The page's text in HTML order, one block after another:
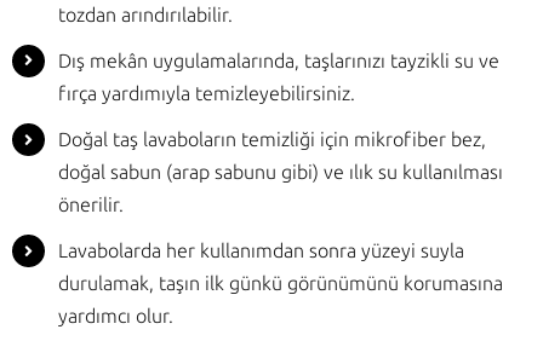
tozdan arındırılabilir.
Dış mekân uygulamalarında, taşlarınızı tayzikli su ve
fırça yardımıyla temizleyebilirsiniz.
Doğal taş lavaboların temizliği için mikrofiber bez,
doğal sabun (arap sabunu gibi) ve ılık su kullanılması
önerilir.
Lavabolarda her kullanımdan sonra yüzeyi suyla
durulamak, taşın ilk günkü görünümünü korumasına
yardımcı olur.